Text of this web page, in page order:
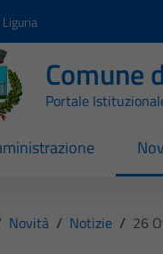
Liguria
Comune
Portale
Novità / Notizie / 26